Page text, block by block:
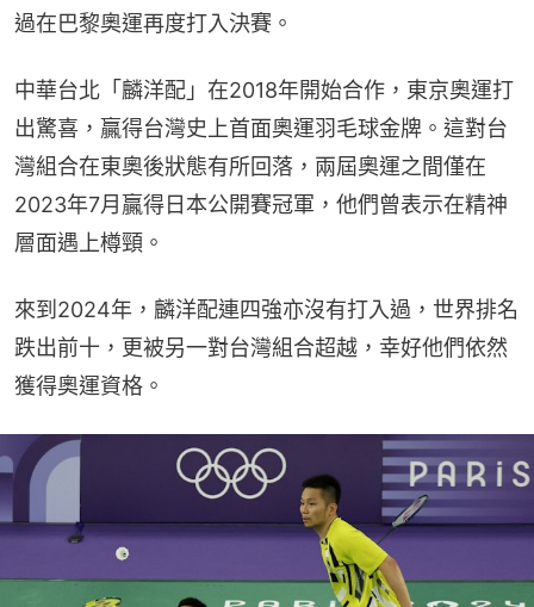
過在巴黎奧運再度打入決賽。
中華台北「麟洋配」在2018年開始合作，東京奧運打
出驚喜，贏得台灣史上首面奧運羽毛球金牌。這對台
灣組合在東奧後狀態有所回落，兩屆奧運之間僅在
2023年7月贏得日本公開賽冠軍，他們曾表示在精神
層面遇上樽頸。
來到2024年，麟洋配連四強亦沒有打入過，世界排名
跌出前十，更被另一對台灣組合超越，幸好他們依然
獲得奧運資格。